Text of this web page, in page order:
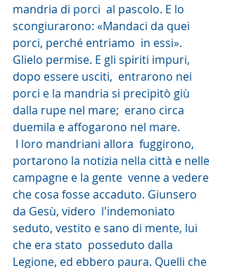
mandria di porci  al pascolo. E lo
scongiurarono: «Mandaci da quei
porci, perché entriamo  in essi».
Glielo permise. E gli spiriti impuri,
dopo essere usciti,  entrarono nei
porci e la mandria si precipitò giù
dalla rupe nel mare;  erano circa
duemila e affogarono nel mare.
portarono la notizia nella città e nelle
campagne e la gente  venne a vedere
che cosa fosse accaduto. Giunsero
da Gesù, videro  l'indemoniato
seduto, vestito e sano di mente, lui
che era stato  posseduto dalla
Legione, ed ebbero paura. Quelli che